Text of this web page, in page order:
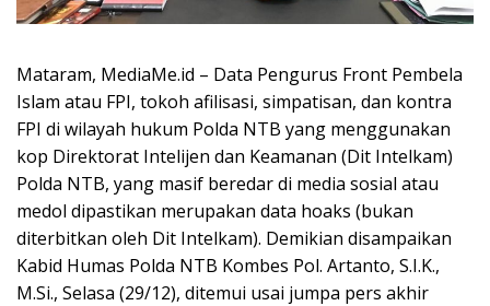
Mataram, MediaMe.id – Data Pengurus Front Pembela
Islam atau FPI, tokoh afilisasi, simpatisan, dan kontra
FPI di wilayah hukum Polda NTB yang menggunakan
kop Direktorat Intelijen dan Keamanan (Dit Intelkam)
Polda NTB, yang masif beredar di media sosial atau
medol dipastikan merupakan data hoaks (bukan
diterbitkan oleh Dit Intelkam). Demikian disampaikan
Kabid Humas Polda NTB Kombes Pol. Artanto, S.I.K.,
M.Si., Selasa (29/12), ditemui usai jumpa pers akhir